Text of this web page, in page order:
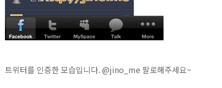
트위터를 인증한 모습입니다. @jino_me 팔로해주세요~